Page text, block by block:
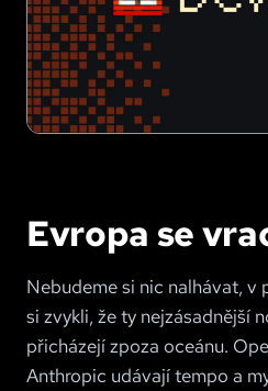
Evropa se
Nebudeme si nic nalhávat, v
si zvykli, že ty nejzásadnější
přicházejí zpoza oceánu.
Anthropic udávají tempo a